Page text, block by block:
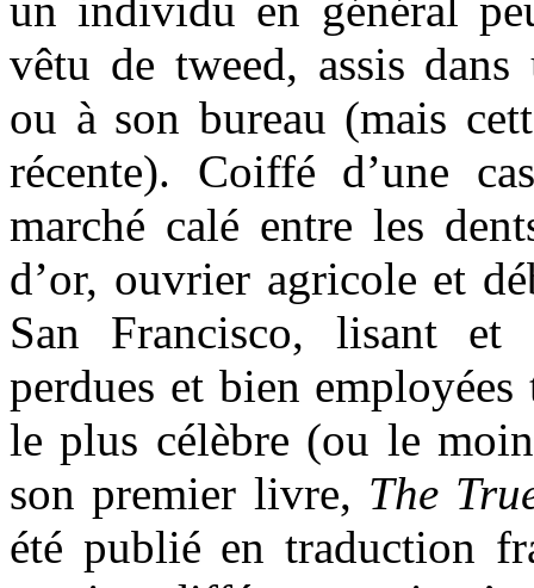
un individu en général
vêtu de tweed, assis
ou à son bureau (mais
récente). Coiffé d’une
marché calé entre les
d’or, ouvrier agricole et
San Francisco, lisant et
perdues et bien
le plus célèbre (ou le
son premier livre, The
été publié en traduction